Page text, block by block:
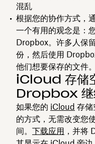
混乱
根据您的协作方式，
一个有用的观念是：
Dropbox。许多人保
份，然后使用
他们想要保存的文件。
iCloud 存储
Dropbox 继
如果您的 iCloud 存
的方式，无需改变您
间。 下载应用 ，并将